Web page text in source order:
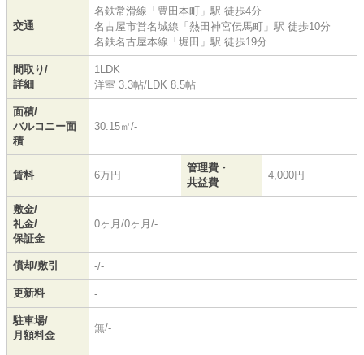
交通
名鉄常滑線 「 豊田本町 」駅 徒歩4分
名古屋市営名城線 「 熱田神宮伝馬町 」駅 徒歩10分
名鉄名古屋本線 「 堀田 」駅 徒歩19分
間取り/
詳細
1LDK
洋室 3.3帖/LDK 8.5帖
面積/
バルコニー面
積
30.15㎡/-
賃料 6万円
管理費・
共益費
4,000円
敷金/
礼金/
保証金
0ヶ月/0ヶ月/-
償却/敷引 -/-
更新料 -
駐車場/
月額料金
無/-